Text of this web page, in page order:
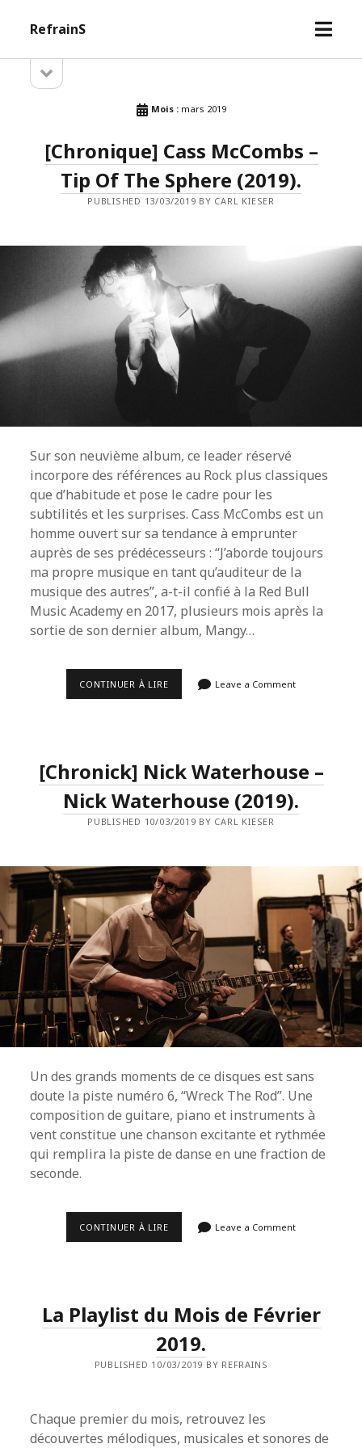
RefrainS
open
Sidebarsidebar
Mois : mars 2019
[Chronique] Cass McCombs –
Tip Of The Sphere (2019).
PUBLISHED 13/03/2019 BY CARL KIESER
Sur son neuvième album, ce leader réservé
incorpore des références au Rock plus classiques
que d’habitude et pose le cadre pour les
subtilités et les surprises. Cass McCombs est un
homme ouvert sur sa tendance à emprunter
auprès de ses prédécesseurs : “J’aborde toujours
ma propre musique en tant qu’auditeur de la
musique des autres”, a-t-il confié à la Red Bull
Music Academy en 2017, plusieurs mois après la
sortie de son dernier album, Mangy…
CONTINUER À LIRE[CHRONIQUE]
SPHERE
(2019).
Leave a Comment
[Chronick] Nick Waterhouse –
Nick Waterhouse (2019).
PUBLISHED 10/03/2019 BY CARL KIESER
Un des grands moments de ce disques est sans
doute la piste numéro 6, “Wreck The Rod”. Une
composition de guitare, piano et instruments à
vent constitue une chanson excitante et rythmée
qui remplira la piste de danse en une fraction de
seconde.
CONTINUER À LIRE[CHRONICK]Leave a Comment
La Playlist du Mois de Février
2019.
PUBLISHED 10/03/2019 BY REFRAINS
Chaque premier du mois, retrouvez les
découvertes mélodiques, musicales et sonores de